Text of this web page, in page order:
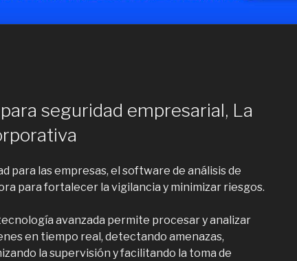
seguridad empresarial, La
para las empresas, el software de análisis de
para fortalecer la vigilancia y minimizar riesgos.
avanzada permite procesar y analizar
en tiempo real, detectando amenazas,
la supervisión y facilitando la toma de